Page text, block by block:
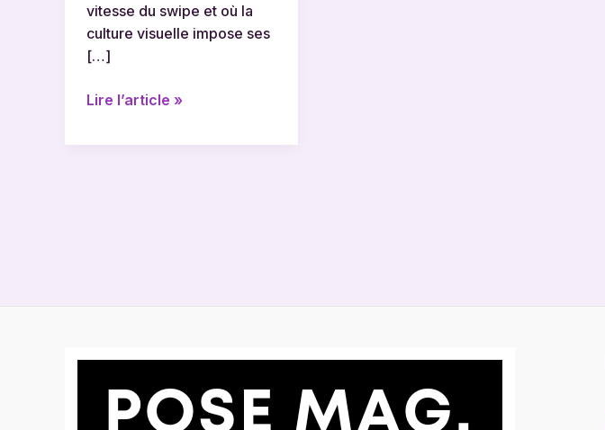
vitesse du swipe et où la
culture visuelle impose ses
[…]
Lire l’article »